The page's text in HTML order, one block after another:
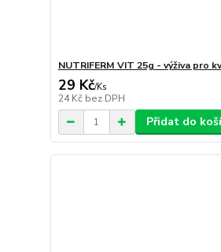
NUTRIFERM VIT 25g - výživa pro
29 Kč/Ks
24 Kč bez DPH
Přidat do